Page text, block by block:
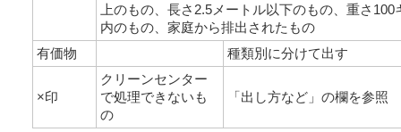
上のもの、長さ2.5メートル以下のもの、重さ100
内のもの、家庭から排出されたもの
有価物
種類別に分けて出す
×印
クリーンセンター
で処理できないも
の
「出し方など」の欄を参照